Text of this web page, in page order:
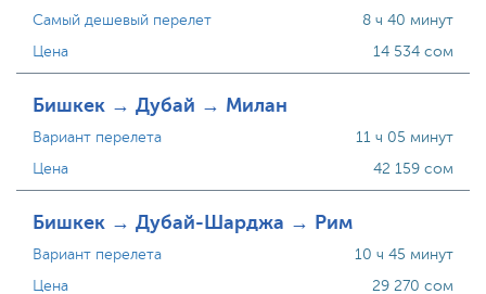
Самый дешевый перелет
Цена
8 ч 40 минут
14 534 сом
Бишкек → Дубай → Милан
Вариант перелета
Цена
11 ч 05 минут
42 159 сом
Бишкек → Дубай-Шарджа → Рим
Вариант перелета
Цена
10 ч 45 минут
29 270 сом